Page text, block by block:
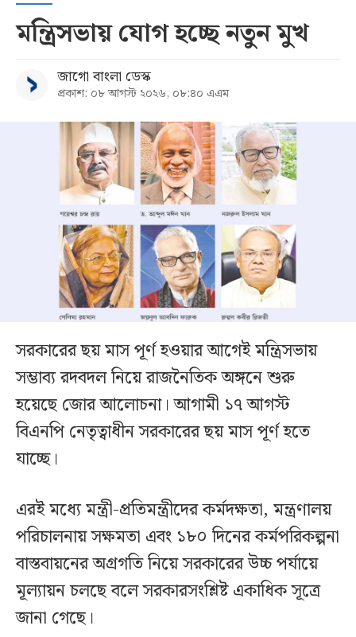
মন্ত্রিসভায় যোগ হচ্ছে নতুন মুখ
জাগো বাংলা ডেস্ক
প্রকাশ: ০৮ আগস্ট ২০২৬, ০৮:৪০ এএম
সরকারের ছয় মাস পূর্ণ হওয়ার আগেই মন্ত্রিসভায়
সম্ভাব্য রদবদল নিয়ে রাজনৈতিক অঙ্গনে শুরু
হয়েছে জোর আলোচনা। আগামী ১৭ আগস্ট
বিএনপি নেতৃত্বাধীন সরকারের ছয় মাস পূর্ণ হতে
যাচ্ছে।
এরই মধ্যে মন্ত্রী-প্রতিমন্ত্রীদের কর্মদক্ষতা, মন্ত্রণালয়
পরিচালনায় সক্ষমতা এবং ১৮০ দিনের কর্মপরিকল্পনা
বাস্তবায়নের অগ্রগতি নিয়ে সরকারের উচ্চ পর্যায়ে
মূল্যায়ন চলছে বলে সরকারসংশ্লিষ্ট একাধিক সূত্রে
জানা গেছে।